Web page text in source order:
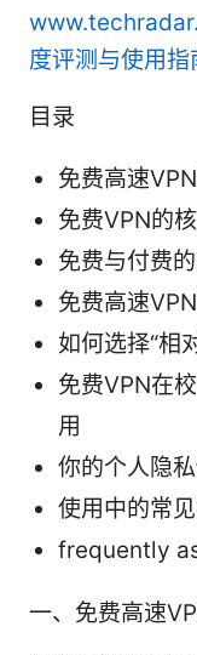
度评测与使用
目录
免费高速
免费VPN的
免费与付费
免费高速
如何选择“相
免费VPN在
用
你的个人隐
使用中的常
frequently
一、免费高速